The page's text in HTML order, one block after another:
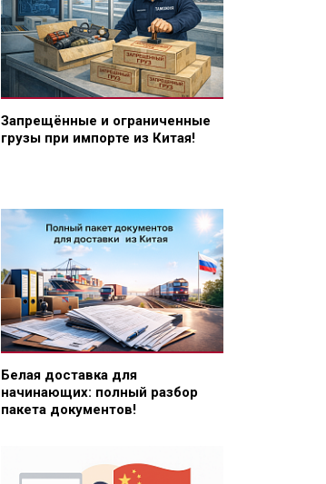
Запрещённые и ограниченные
грузы при импорте из Китая!
Белая доставка для
начинающих: полный разбор
пакета документов!